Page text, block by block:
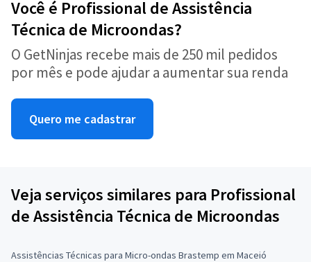
Você é Profissional de Assistência
Técnica de Microondas?
O GetNinjas recebe mais de 250 mil pedidos
por mês e pode ajudar a aumentar sua renda
Quero me cadastrar
Veja serviços similares para Profissional
de Assistência Técnica de Microondas
Assistências Técnicas para Micro-ondas Brastemp em Maceió